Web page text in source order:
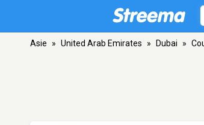
Asie » United Arab Emirates » Dubai »